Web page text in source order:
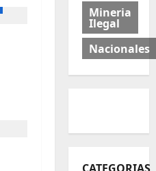
Mineria
Ilegal
Nacionales